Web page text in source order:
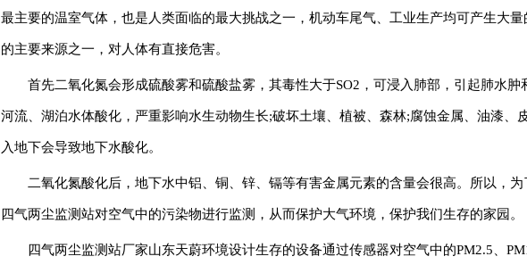
最主要的温室气体，也是人类面临的最大挑战之一，机动车尾气、工业生产均可产生大
的主要来源之一，对人体有直接危害。
首先二氧化氮会形成硫酸雾和硫酸盐雾，其毒性大于SO2，可浸入肺部，引起肺水
河流、湖泊水体酸化，严重影响水生动物生长;破坏土壤、植被、森林;腐蚀金属、油漆、
入地下会导致地下水酸化。
二氧化氮酸化后，地下水中铝、铜、锌、镉等有害金属元素的含量会很高。所以，
四气两尘监测站对空气中的污染物进行监测，从而保护大气环境，保护我们生存的家园。
四气两尘监测站厂家山东天蔚环境设计生存的设备通过传感器对空气中的PM2.5、